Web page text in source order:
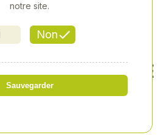
DE FORETS ELE
CTRIQUE
Non
notre site.
Sauvegarder